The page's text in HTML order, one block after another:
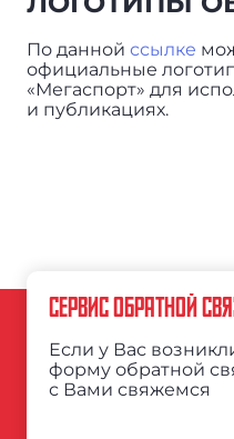
По данной ссылке
официальные
«Мегаспорт» для
и публикациях.
СЕРВИС ОБРАТНОЙ
Если у Вас
форму обратной
с Вами свяжемся